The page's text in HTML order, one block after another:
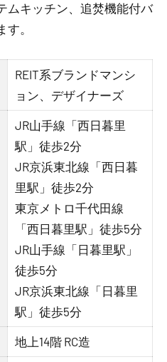
ムキッチン、追焚機能付バ
。
REIT系ブランドマンシ
ョン、デザイナーズ
JR山手線「西日暮里
駅」徒歩2分
JR京浜東北線「西日暮
里駅」徒歩2分
東京メトロ千代田線
「西日暮里駅」徒歩5分
JR山手線「日暮里駅」
徒歩5分
JR京浜東北線「日暮里
駅」徒歩5分
地上14階 RC造